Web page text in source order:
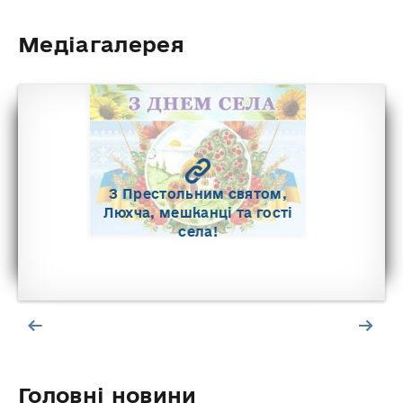
Медіагалерея
Музичний Корост…
Головні новини